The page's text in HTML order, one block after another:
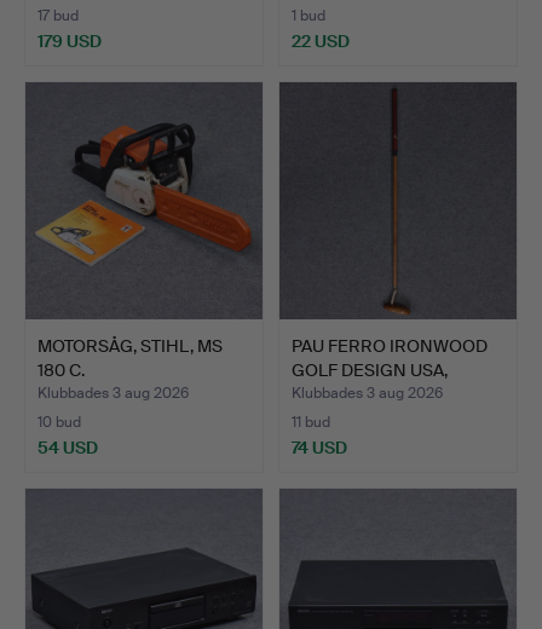
17 bud
179 USD
1 bud
22 USD
MOTORSÅG, STIHL, MS
180 C.
Klubbades 3 aug 2026
10 bud
54 USD
PAU FERRO IRONWOOD
GOLF DESIGN USA,
GOLFKL…
Klubbades 3 aug 2026
11 bud
74 USD